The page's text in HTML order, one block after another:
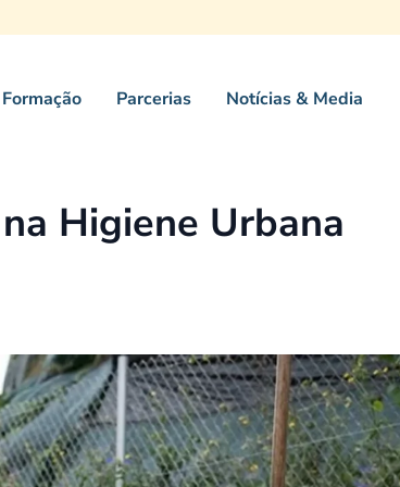
Formação Parcerias Notícias & Media
Higiene Urbana